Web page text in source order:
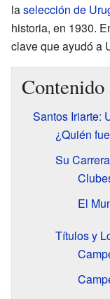
laselección de
historia, en 1930.
clave que ayudó a
Contenido
Santos Iriarte:
¿Quién
Su
El
Títulos y